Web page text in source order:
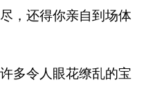
，还得你亲自到场体
多令人眼花缭乱的宝